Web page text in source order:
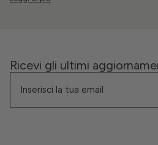
Ricevi gli ultimi